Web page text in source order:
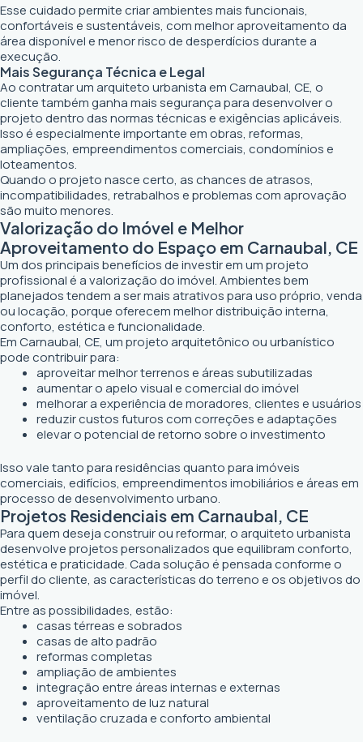
Esse cuidado permite criar ambientes mais funcionais,
confortáveis e sustentáveis, com melhor aproveitamento da
área disponível e menor risco de desperdícios durante a
execução.
Mais Segurança Técnica e Legal
Ao contratar um arquiteto urbanista em Carnaubal, CE, o
cliente também ganha mais segurança para desenvolver o
projeto dentro das normas técnicas e exigências aplicáveis.
Isso é especialmente importante em obras, reformas,
ampliações, empreendimentos comerciais, condomínios e
loteamentos.
Quando o projeto nasce certo, as chances de atrasos,
incompatibilidades, retrabalhos e problemas com aprovação
são muito menores.
Valorização do Imóvel e Melhor
Aproveitamento do Espaço em Carnaubal, CE
Um dos principais benefícios de investir em um projeto
profissional é a valorização do imóvel. Ambientes bem
planejados tendem a ser mais atrativos para uso próprio, venda
ou locação, porque oferecem melhor distribuição interna,
conforto, estética e funcionalidade.
Em Carnaubal, CE, um projeto arquitetônico ou urbanístico
pode contribuir para:
aproveitar melhor terrenos e áreas subutilizadas
aumentar o apelo visual e comercial do imóvel
melhorar a experiência de moradores, clientes e usuários
reduzir custos futuros com correções e adaptações
elevar o potencial de retorno sobre o investimento
Isso vale tanto para residências quanto para imóveis
comerciais, edifícios, empreendimentos imobiliários e áreas em
processo de desenvolvimento urbano.
Projetos Residenciais em Carnaubal, CE
Para quem deseja construir ou reformar, o arquiteto urbanista
desenvolve projetos personalizados que equilibram conforto,
estética e praticidade. Cada solução é pensada conforme o
perfil do cliente, as características do terreno e os objetivos do
imóvel.
Entre as possibilidades, estão:
casas térreas e sobrados
casas de alto padrão
reformas completas
ampliação de ambientes
integração entre áreas internas e externas
aproveitamento de luz natural
ventilação cruzada e conforto ambiental